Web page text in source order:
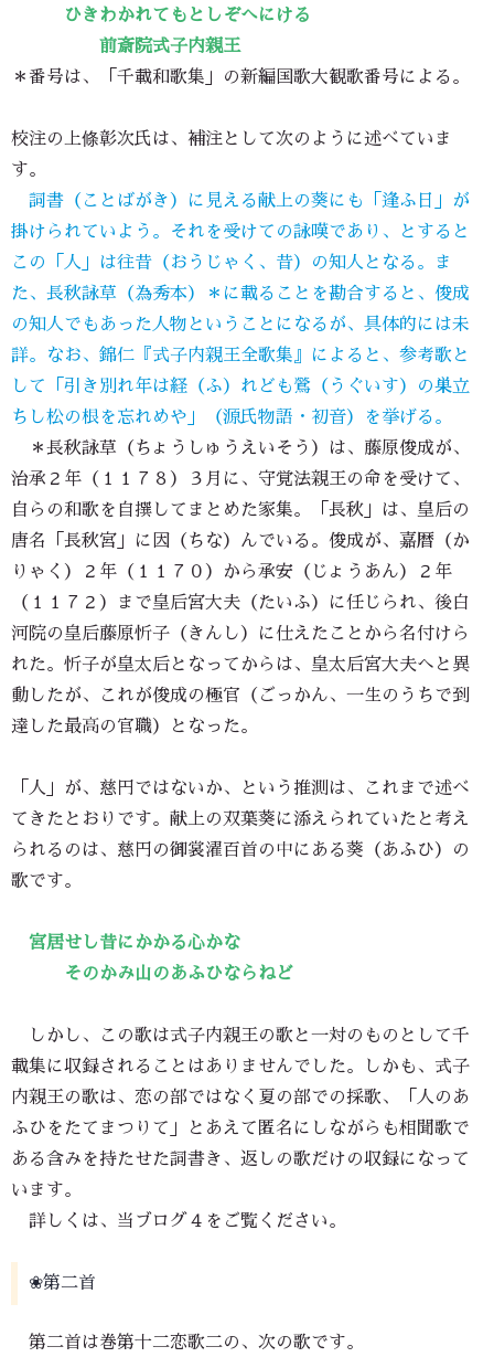
ひきわかれてもとしぞへにける
前斎院式子内親王
＊番号は、「千載和歌集」の新編国歌大観歌番号による。
校注の上條彰次氏は、補注として次のように述べていま
す。
詞書（ことばがき）に見える献上の葵にも「逢ふ日」が
掛けられていよう。それを受けての詠嘆であり、とすると
この「人」は往昔（おうじゃく、昔）の知人となる。ま
た、長秋詠草（為秀本）＊に載ることを勘合すると、俊成
の知人でもあった人物ということになるが、具体的には未
詳。なお、錦仁『式子内親王全歌集』によると、参考歌と
して「引き別れ年は経（ふ）れども鶯（うぐいす）の巣立
ちし松の根を忘れめや」（源氏物語・初音）を挙げる。
＊長秋詠草（ちょうしゅうえいそう）は、藤原俊成が、
治承２年（１１７８）３月に、守覚法親王の命を受けて、
自らの和歌を自撰してまとめた家集。「長秋」は、皇后の
唐名「長秋宮」に因（ちな）んでいる。俊成が、嘉暦（か
りゃく）２年（１１７０）から承安（じょうあん）２年
（１１７２）まで皇后宮大夫（たいふ）に任じられ、後白
河院の皇后藤原忻子（きんし）に仕えたことから名付けら
れた。忻子が皇太后となってからは、皇太后宮大夫へと異
動したが、これが俊成の極官（ごっかん、一生のうちで到
達した最高の官職）となった。
「人」が、慈円ではないか、という推測は、これまで述べ
てきたとおりです。献上の双葉葵に添えられていたと考え
られるのは、慈円の御裳濯百首の中にある葵（あふひ）の
歌です。
宮居せし昔にかかる心かな
そのかみ山のあふひならねど
しかし、この歌は式子内親王の歌と一対のものとして千
載集に収録されることはありませんでした。しかも、式子
内親王の歌は、恋の部ではなく夏の部での採歌、「人のあ
ふひをたてまつりて」とあえて匿名にしながらも相聞歌で
ある含みを持たせた詞書き、返しの歌だけの収録になって
います。
詳しくは、当ブログ４をご覧ください。
❀第二首
第二首は巻第十二恋歌二の、次の歌です。